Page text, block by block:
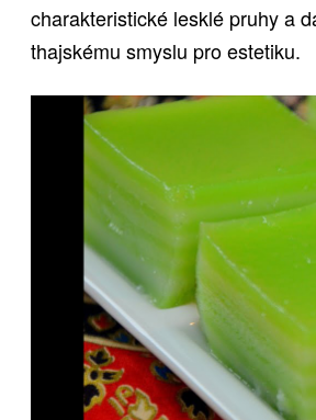
charakteristické lesklé pruhy a
thajskému smyslu pro estetiku.